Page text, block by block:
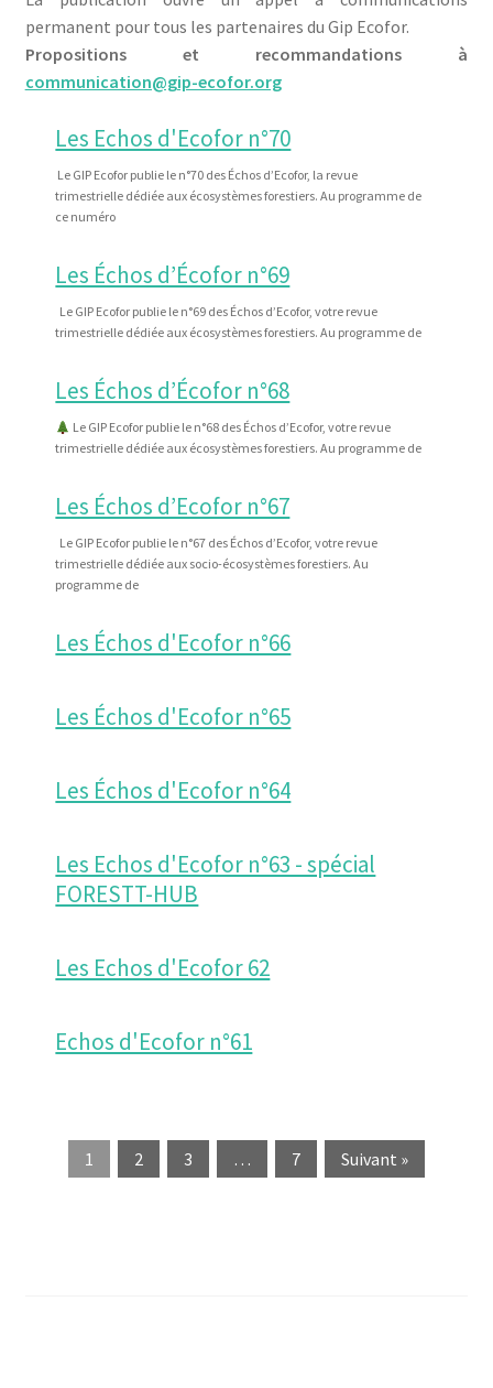
Qui est Ecofor ?
Contact
permanent pour tous les partenaires du Gip Ecofor.
Propositions et recommandations à
communication@gip-ecofor.org
Les Echos d'Ecofor n°70
Le GIP Ecofor publie le n°70 des Échos d’Ecofor, la revue
trimestrielle dédiée aux écosystèmes forestiers. Au programme de
ce numéro
Les Échos d’Écofor n°69
Le GIP Ecofor publie le n°69 des Échos d’Ecofor, votre revue
trimestrielle dédiée aux écosystèmes forestiers. Au programme de
Les Échos d’Écofor n°68
Le GIP Ecofor publie le n°68 des Échos d’Ecofor, votre revue
trimestrielle dédiée aux écosystèmes forestiers. Au programme de
Les Échos d’Ecofor n°67
Le GIP Ecofor publie le n°67 des Échos d’Ecofor, votre revue
trimestrielle dédiée aux socio-écosystèmes forestiers. Au
programme de
Les Échos d'Ecofor n°66
Les Échos d'Ecofor n°65
Les Échos d'Ecofor n°64
Les Echos d'Ecofor n°63 - spécial
FORESTT-HUB
Les Echos d'Ecofor 62
Echos d'Ecofor n°61
1 2 3 … 7 Suivant »